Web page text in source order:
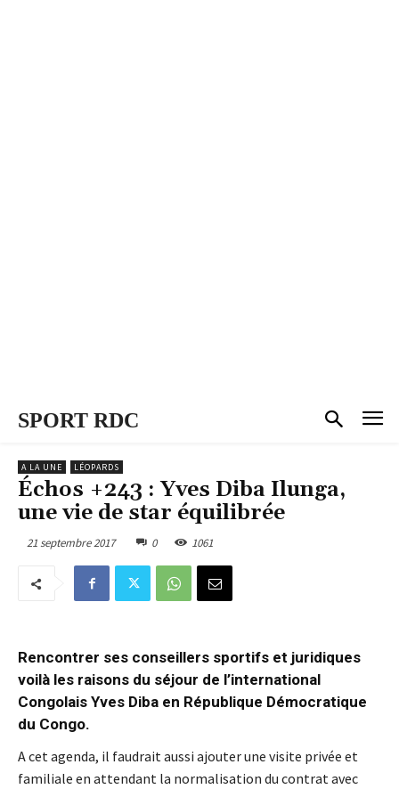
SPORT RDC
A LA UNE LÉOPARDS
Échos +243 : Yves Diba Ilunga,
une vie de star équilibrée
21 septembre 2017 0 1061
Rencontrer ses conseillers sportifs et juridiques
voilà les raisons du séjour de l’international
Congolais Yves Diba en République Démocratique
du Congo.
A cet agenda, il faudrait aussi ajouter une visite privée et
familiale en attendant la normalisation du contrat avec